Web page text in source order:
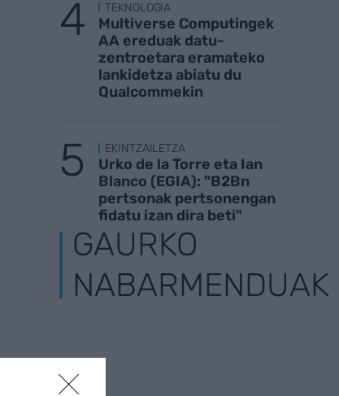
TEKNOLOGIA
Multiverse Computingek
AA ereduak datu-
zentroetara eramateko
lankidetza abiatu du
Qualcommekin
EKINTZAILETZA
Urko de la Torre eta Ian
Blanco (EGIA): "B2Bn
pertsonak pertsonengan
fidatu izan dira beti"
GAURKO
NABARMENDUAK